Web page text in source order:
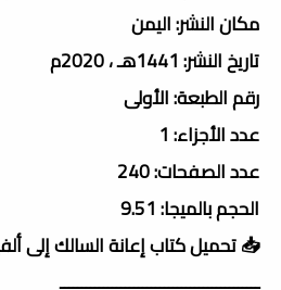
مكان النشر: اليمن
تاريخ النشر: 1441هـ ، 2020م
رقم الطبعة: الأولى
عدد الأجزاء: 1
عدد الصفحات: 240
الحجم بالميجا: 9.51
📥 تحميل كتاب إعانة السالك إلى
ــــــــــــــــــــــــــــــــــــــــــــــ